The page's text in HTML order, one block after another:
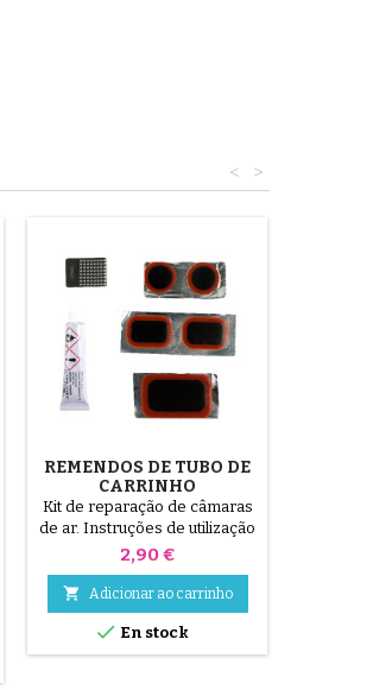
>
<
REMENDOS DE TUBO DE
CARRINHO
Kit de reparação de câmaras
de ar. Instruções de utilização
1/ Localizar o furo no tubo
interior. 2/ Esfregar a
superfície que vai receber o
remendo com o raspador
fornecido. 3/ Desengordurar,
limpar e secar a superfície. 4/
Preço
2,90 €
 Adicionar ao carrinho
 En stock